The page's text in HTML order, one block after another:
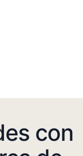
con